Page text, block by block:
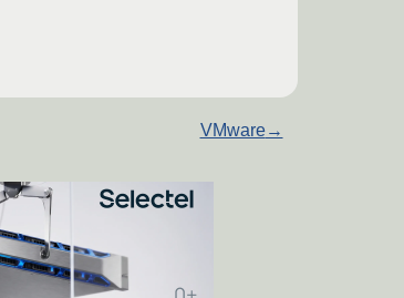
VMware→